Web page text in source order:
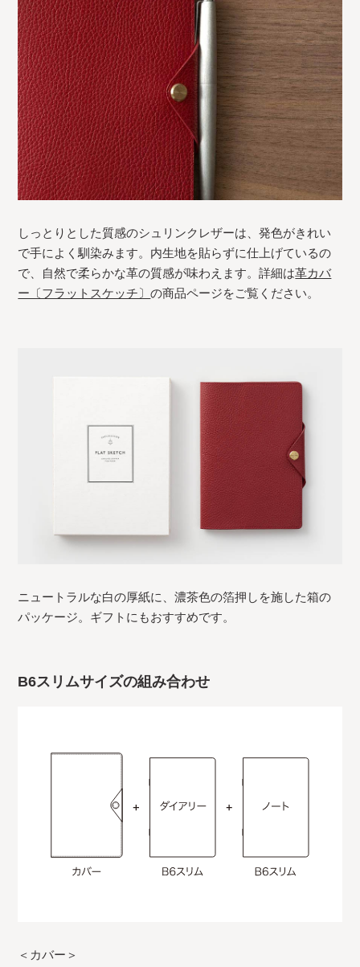
しっとりとした質感のシュリンクレザーは、発色がきれい
で手によく馴染みます。内生地を貼らずに仕上げているの
で、自然で柔らかな革の質感が味わえます。詳細は革カバ
ー〔フラットスケッチ〕の商品ページをご覧ください。
ニュートラルな白の厚紙に、濃茶色の箔押しを施した箱の
パッケージ。ギフトにもおすすめです。
B6スリムサイズの組み合わせ
＜カバー＞